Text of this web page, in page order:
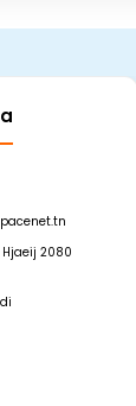
2080